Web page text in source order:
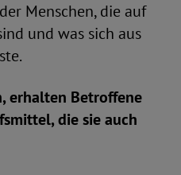
Menschen, die auf
und was sich aus
erhalten Betroffene
die sie auch